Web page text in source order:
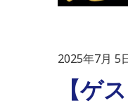
2025年7月 5
【ゲ